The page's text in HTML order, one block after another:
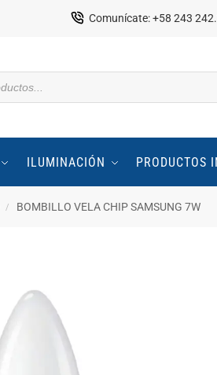
Comunícate: +58 243
ILUMINACIÓN PRODUCTOS
/ BOMBILLO VELA CHIP SAMSUNG 7W